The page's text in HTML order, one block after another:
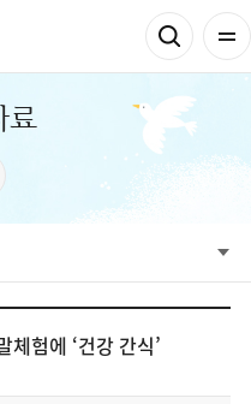
료
험에 ‘건강 간식’